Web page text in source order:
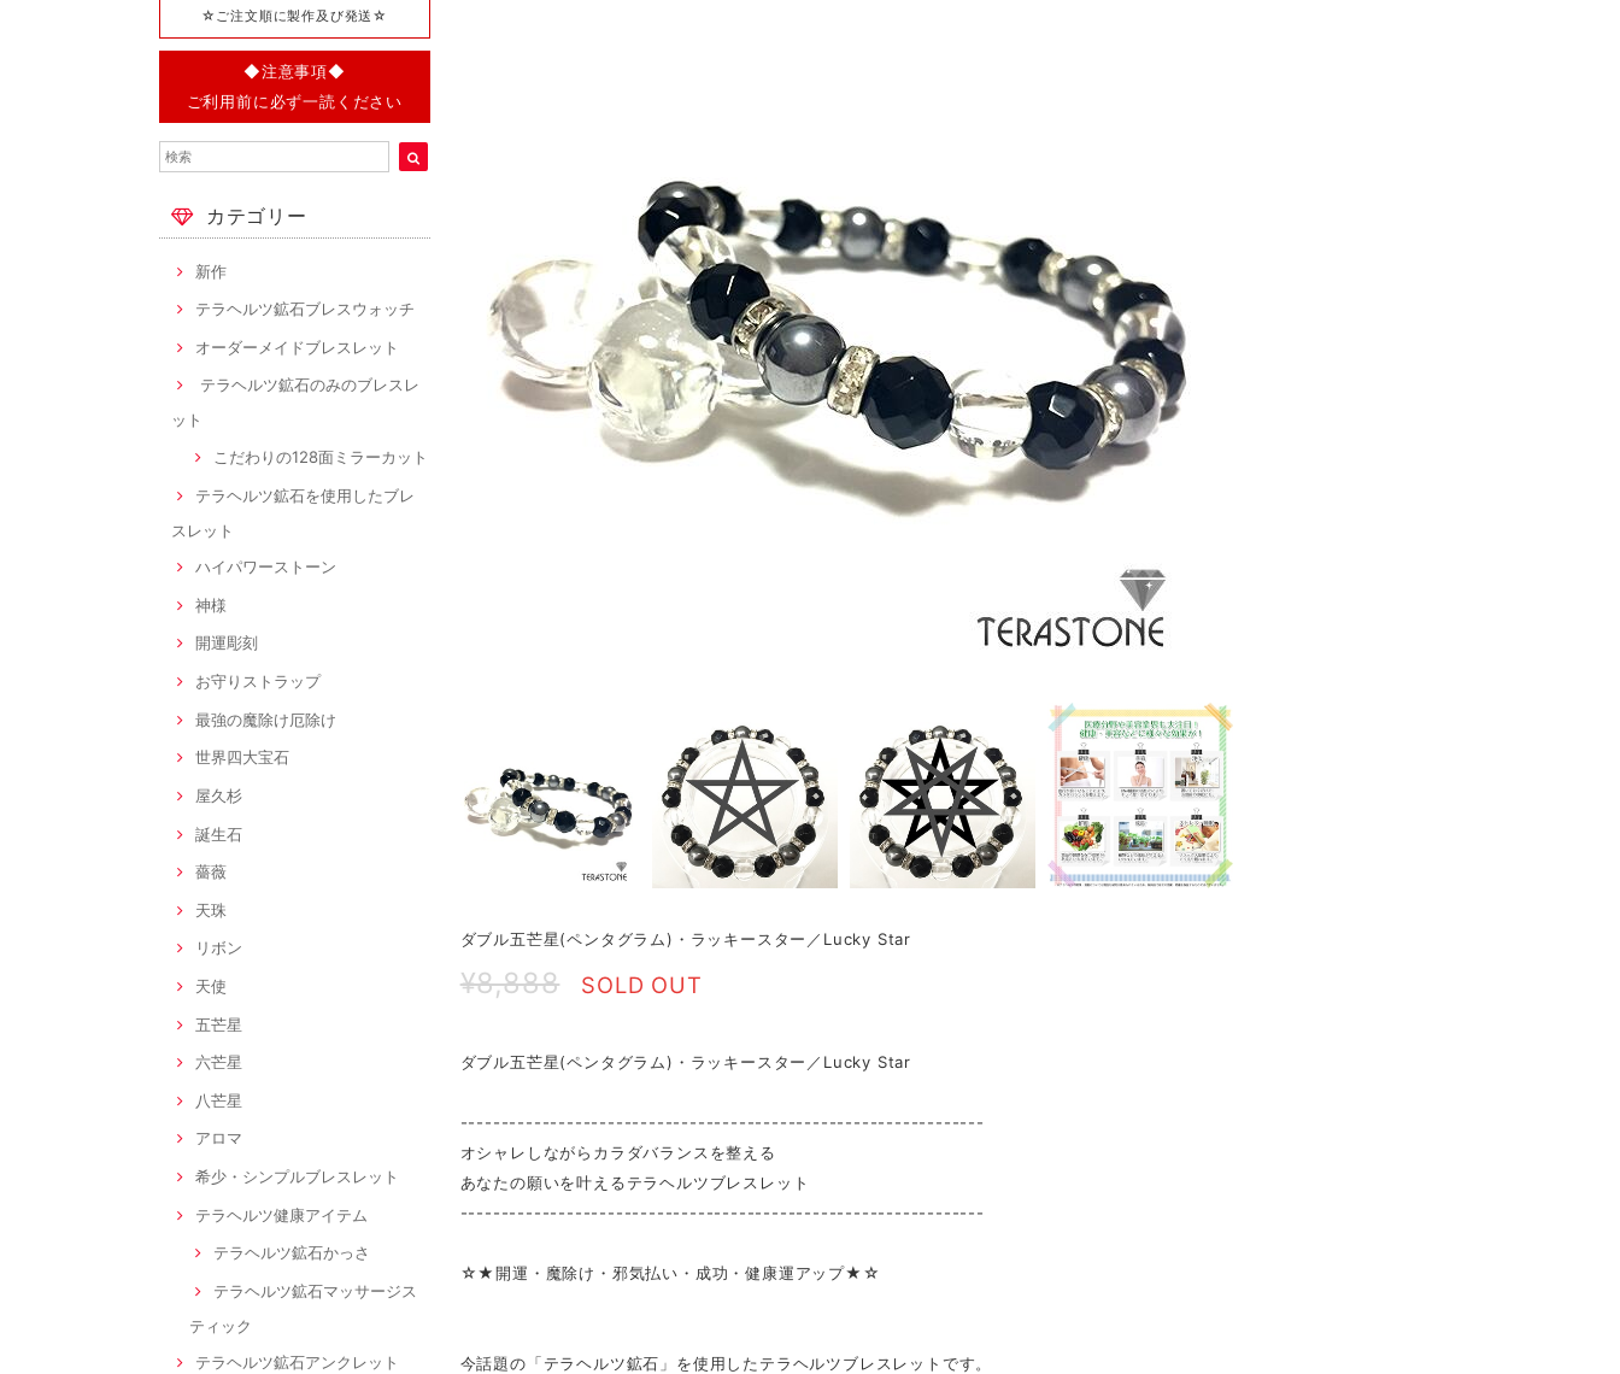
☆ご注文順に製作及び発送☆
◆注意事項◆
ご利用前に必ず一読ください
カテゴリー
新作
テラヘルツ鉱石ブレスウォッチ
オーダーメイドブレスレット
テラヘルツ鉱石のみのブレスレ
ット
こだわりの128面ミラーカット
テラヘルツ鉱石を使用したブレ
スレット
ハイパワーストーン
神様
開運彫刻
お守りストラップ
最強の魔除け厄除け
世界四大宝石
屋久杉
誕生石
薔薇
天珠
リボン
天使
五芒星
六芒星
八芒星
アロマ
希少・シンプルブレスレット
テラヘルツ健康アイテム
テラヘルツ鉱石かっさ
テラヘルツ鉱石マッサージス
ティック
テラヘルツ鉱石アンクレット
ダブル五芒星(ペンタグラム)・ラッキースター／Lucky Star
¥8,888 SOLD OUT
ダブル五芒星(ペンタグラム)・ラッキースター／Lucky Star
----------------------------------------------------------------
オシャレしながらカラダバランスを整える
あなたの願いを叶えるテラヘルツブレスレット
----------------------------------------------------------------
☆★開運・魔除け・邪気払い・成功・健康運アップ★☆
今話題の「テラヘルツ鉱石」を使用したテラヘルツブレスレットです。